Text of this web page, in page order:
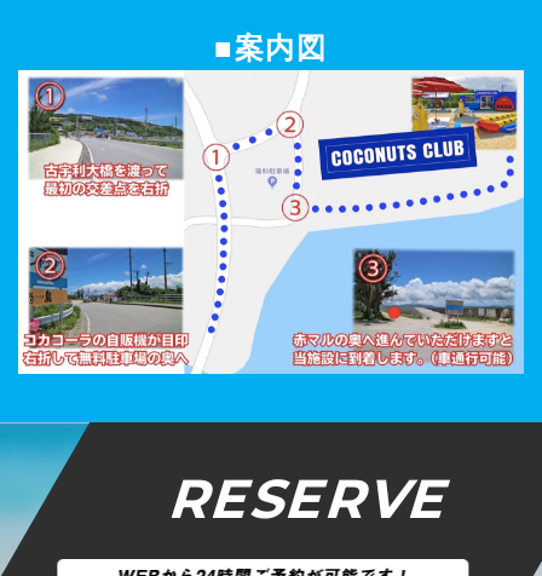
■案内図
RESERVE